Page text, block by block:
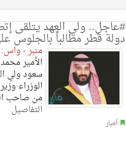
#عاجل.. ولي العهد يتلقى
دولة قطر مطالباً بالجلوس
منبر - واس:
الأمير
سعود ولي
الوزراء
من صاحب
التفاصيل
أخبار